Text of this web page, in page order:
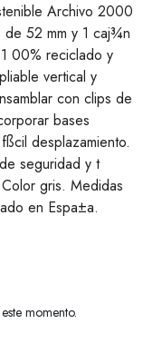
Archivo 2000
de 52 mm y 1 caj¾n
00% reciclado y
vertical y
con clips de
bases
desplazamiento.
seguridad y t
gris. Medidas
en Espa±a.
momento.